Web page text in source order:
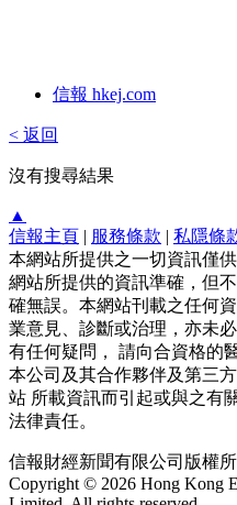
信報 hkej.com
< 返回
沒有搜尋結果
▲
信報主頁 | 服務條款 | 私隱條
本網站所提供之一切資訊僅
網站所提供的資訊準確，但
確無誤。本網站刊載之任何
業意見、診斷或治理，亦未
有任何疑問， 請向合資格的
本公司及其合作夥伴及第三
站 所載資訊而引起或與之有
法律責任。
信報財經新聞有限公司版權所
Copyright © 2026 Hong Kong